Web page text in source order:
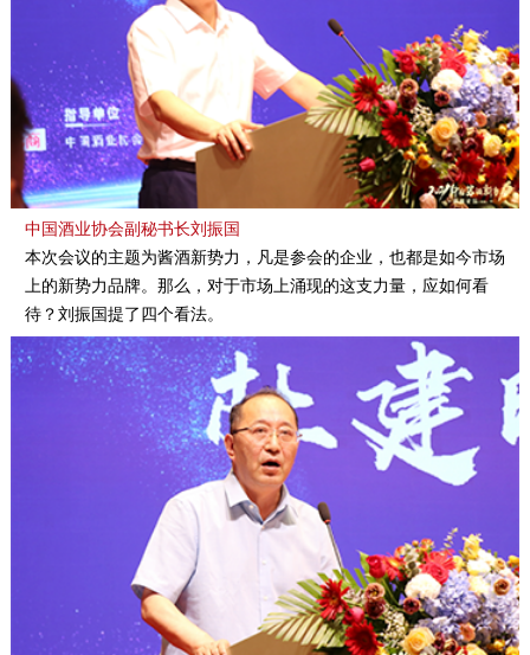
中国酒业协会副秘书长刘振国
本次会议的主题为酱酒新势力，凡是参会的企业，也都是如今市场
上的新势力品牌。那么，对于市场上涌现的这支力量，应如何看
待？刘振国提了四个看法。